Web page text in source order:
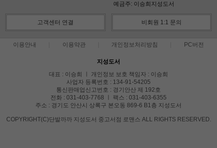
예금주: 이승희지성도서
고객센터 연결 비회원 1:1 문의
이용안내 이용약관 개인정보처리방침 PC버전
지성도서
대표 : 이승희 ㅣ 개인정보 보호 책임자 : 이승희
사업자 등록번호 : 134-91-54205
통신판매업신고번호 : 경기안산 제 192호
전화 : 031-403-7768 ㅣ 팩스 : 031-403-6355
주소 : 경기도 안산시 상록구 본오동 869-6 B1층 지성도서
COPYRIGHT(C)단발까까 지성도서 중고서점 로맨스 ALL RIGHTS RESERVED.